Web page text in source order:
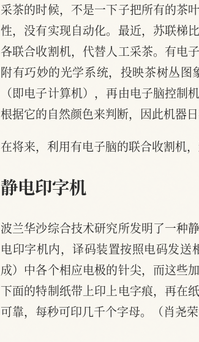
采茶的时候，不是一下子把所有的茶
性，没有实现自动化。最近，苏联梯
各联合收割机，代替人工采茶。有
附有巧妙的光学系统，投映茶树丛
（即电子计算机），再由电子脑控
根据它的自然颜色来判断，因此机器
在将来，利用有电子脑的联合收割机
静电印字机
波兰华沙综合技术研究所发明了一种
电印字机内，译码装置按照电码发
成）中各个相应电极的针尖，而这些
下面的特制纸带上印上电字痕，再在
可靠，每秒可印几千个字母。（肖尧荣